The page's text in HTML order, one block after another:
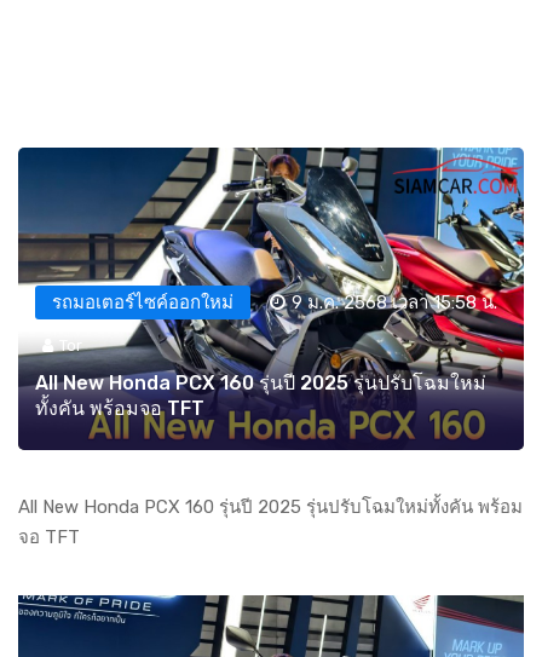
รถมอเตอร์ไซค์ออกใหม่ 9 ม.ค. 2568 เวลา 15:58 น.
Tor
All New Honda PCX 160 รุ่นปี 2025 รุ่นปรับโฉมใหม่
ทั้งคัน พร้อมจอ TFT
All New Honda PCX 160 รุ่นปี 2025 รุ่นปรับโฉมใหม่ทั้งคัน พร้อม
จอ TFT